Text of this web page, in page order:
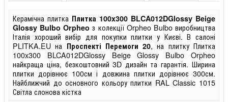
Керамічна плитка Плитка 100x300 BLCA012DGlossy Beige
Glossy Bulbo Orpheo з колекції Orpheo Bulbo виробництва
Італія хороший вибір для покупки плитки у Києві. В салоні
PLITKA.EU на Проспекті Перемоги 20, на плитку Плитка
100x300 BLCA012DGlossy Beige Glossy Bulbo Orpheo
найкраща ціна, безкоштовний 3D дизайн та гарантія. Ширина
плитки дорівнює 100см і довжина плитки дорівнює 300см.
Найближчий до основного кольору плитки RAL Classic 1015
Світла слонова кістка